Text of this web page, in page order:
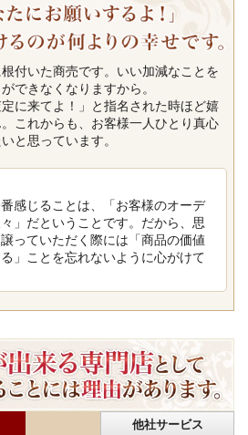
付いた商売です。いい加減なことを
できなくなりますから。
に来てよ！」と指名された時ほど嬉
これからも、お客様一人ひとり真心
と思っています。
感じることは、「お客様のオーデ
」だということです。だから、思
っていただく際には「商品の価値
」ことを忘れないように心がけて
他社サービス